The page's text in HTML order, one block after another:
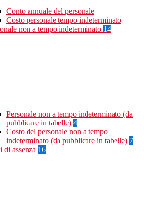
Conto annuale del personale
Costo personale tempo indeterminato
non a tempo indeterminato 14
Personale non a tempo indeterminato (da
pubblicare in tabelle) 4
Costo del personale non a tempo
indeterminato (da pubblicare in tabelle) 7
di assenza 16